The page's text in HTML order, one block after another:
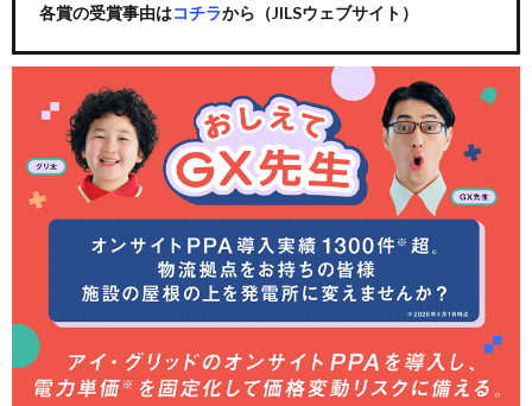
各賞の受賞事由はコチラから（JILSウェブサイト）